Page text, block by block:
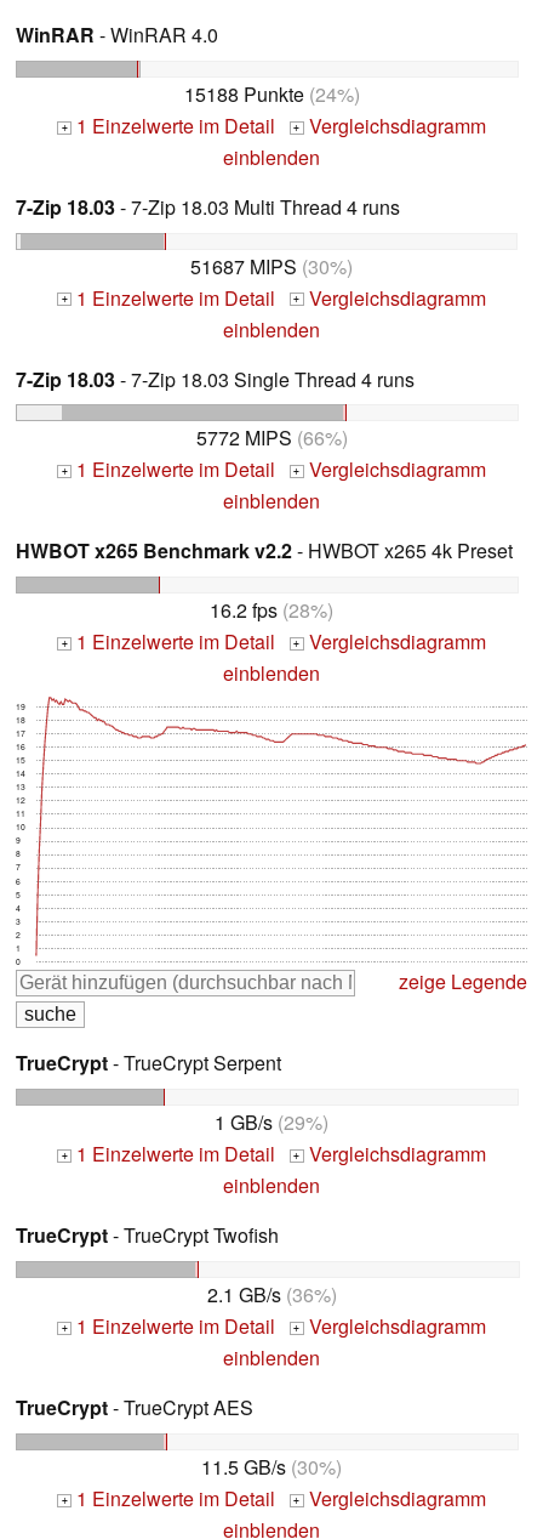
WinRAR - WinRAR 4.0
15188 Punkte(24%)
+ 1 Einzelwerte im Detail + Vergleichsdiagramm
einblenden
7-Zip 18.03- 7-Zip 18.03 Multi Thread 4 runs
51687 MIPS (30%)
+ 1 Einzelwerte im Detail + Vergleichsdiagramm
einblenden
7-Zip 18.03- 7-Zip 18.03 Single Thread 4 runs
5772 MIPS (66%)
+ 1 Einzelwerte im Detail + Vergleichsdiagramm
einblenden
HWBOT x265 Benchmark v2.2- HWBOT x265 4k Preset
16.2 fps (28%)
+ 1 Einzelwerte im Detail + Vergleichsdiagramm
einblenden
0
1
2
3
4
5
6
7
8
9
10
11
12
13
14
15
16
17
18
19
zeige Legende
TrueCrypt- TrueCrypt Serpent
1 GB/s (29%)
+ 1 Einzelwerte im Detail + Vergleichsdiagramm
einblenden
TrueCrypt- TrueCrypt Twofish
2.1 GB/s(36%)
+ 1 Einzelwerte im Detail + Vergleichsdiagramm
einblenden
TrueCrypt- TrueCrypt AES
11.5 GB/s (30%)
+ 1 Einzelwerte im Detail + Vergleichsdiagramm
einblenden